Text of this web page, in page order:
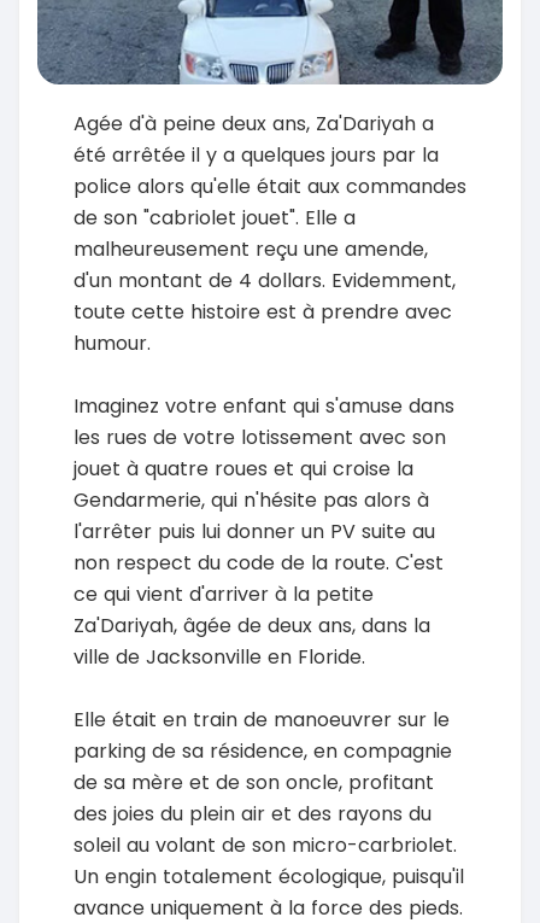
Agée d'à peine deux ans, Za'Dariyah a
été arrêtée il y a quelques jours par la
police alors qu'elle était aux commandes
de son "cabriolet jouet". Elle a
malheureusement reçu une amende,
d'un montant de 4 dollars. Evidemment,
toute cette histoire est à prendre avec
humour.
Imaginez votre enfant qui s'amuse dans
les rues de votre lotissement avec son
jouet à quatre roues et qui croise la
Gendarmerie, qui n'hésite pas alors à
l'arrêter puis lui donner un PV suite au
non respect du code de la route. C'est
ce qui vient d'arriver à la petite
Za'Dariyah, âgée de deux ans, dans la
ville de Jacksonville en Floride.
Elle était en train de manoeuvrer sur le
parking de sa résidence, en compagnie
de sa mère et de son oncle, profitant
des joies du plein air et des rayons du
soleil au volant de son micro-carbriolet.
Un engin totalement écologique, puisqu'il
avance uniquement à la force des pieds.